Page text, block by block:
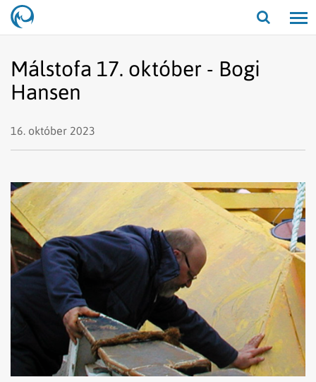
Opna/
Málstofa 17. október - Bogi
Hansen
16. október 2023